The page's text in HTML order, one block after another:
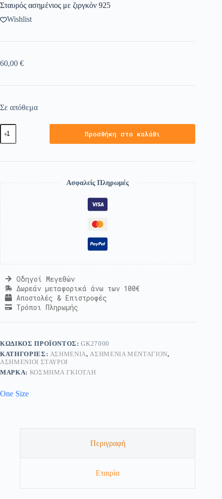
Σταυρός ασημένιος με ζιργκόν 925
Wishlist
60,00 €
Σε απόθεμα
Προσθήκη στο καλάθι
Ασφαλείς Πληρωμές
Οδηγοί Μεγεθών
Δωρεάν μεταφορικά άνω των 100€
Αποστολές & Επιστροφές
Τρόποι Πληρωμής
ΚΩΔΙΚΌΣ ΠΡΟΪΌΝΤΟΣ:GK27000
ΚΑΤΗΓΟΡΊΕΣ: ΑΣΗΜΈΝΙΑ, ΑΣΗΜΈΝΙΑ ΜΕΝΤΑΓΙΌΝ,
ΑΣΗΜΈΝΙΟΙ ΣΤΑΥΡΟΊ
ΜΆΡΚΑ: ΚΟΣΜΗΜΑ ΓΚΙΟΤΛΗ
One Size
Περιγραφή
Εταιρία